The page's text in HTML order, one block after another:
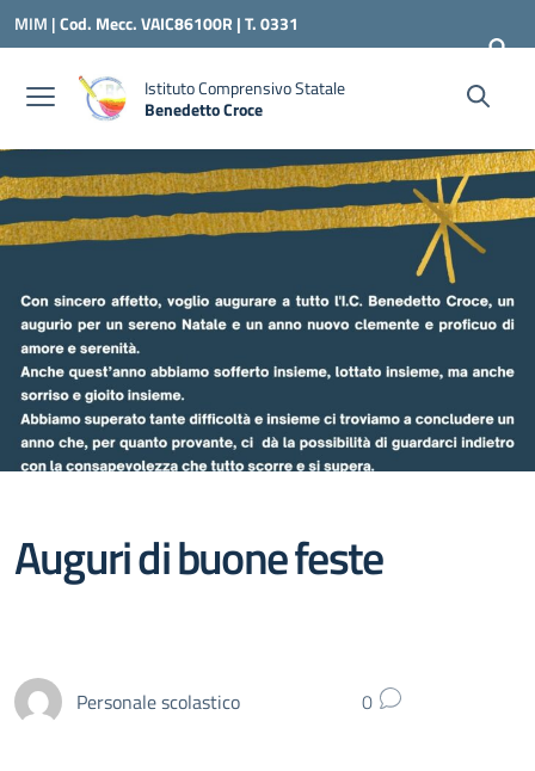
Vai ai contenuti
Vai al menu di navigazione
Vai al footer
MIM |Cod. Mecc. VAIC86100R | T. 0331
240260 | VAIC86100R@ISTRUZIONE.IT
Istituto Comprensivo Statale
Benedetto Croce
Auguri di buone feste
Personale scolastico 0